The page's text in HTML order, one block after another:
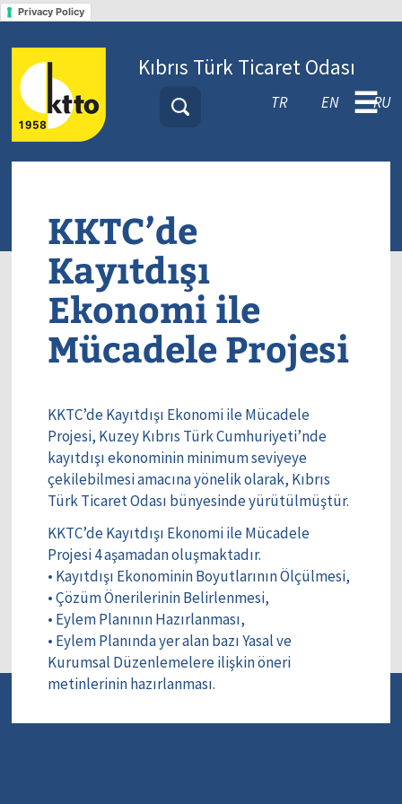
Privacy Policy
Kıbrıs Türk Ticaret Odası
TR EN RU
☰
KKTC’de
Kayıtdışı
Ekonomi ile
Mücadele Projesi
KKTC’de Kayıtdışı Ekonomi ile Mücadele
Projesi, Kuzey Kıbrıs Türk Cumhuriyeti’nde
kayıtdışı ekonominin minimum seviyeye
çekilebilmesi amacına yönelik olarak, Kıbrıs
Türk Ticaret Odası bünyesinde yürütülmüştür.
KKTC’de Kayıtdışı Ekonomi ile Mücadele
Projesi 4 aşamadan oluşmaktadır.
• Kayıtdışı Ekonominin Boyutlarının Ölçülmesi,
• Çözüm Önerilerinin Belirlenmesi,
• Eylem Planının Hazırlanması,
• Eylem Planında yer alan bazı Yasal ve
Kurumsal Düzenlemelere ilişkin öneri
metinlerinin hazırlanması.